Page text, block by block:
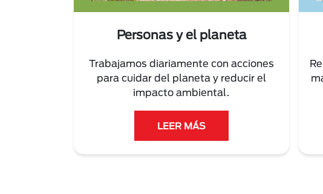
Personas y el planeta
Trabajamos diariamente con acciones
para cuidar del planeta y reducir el
impacto ambiental.
LEER MÁS